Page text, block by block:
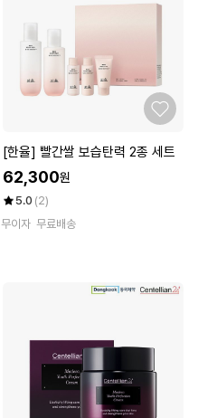
[한율] 빨간쌀 보습탄력 2종 세트
62,300원
5.0 (2)
무이자 무료배송